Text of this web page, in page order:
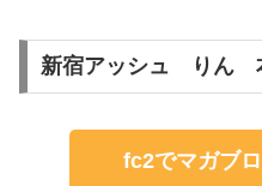
新宿アッシュ りん
fc2でマガブ